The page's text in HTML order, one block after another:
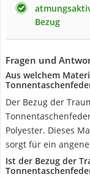
Bezug
Fragen und
Aus welchem
Der Bezug der
Polyester. Dieses
sorgt für ein
Ist der Bezug der